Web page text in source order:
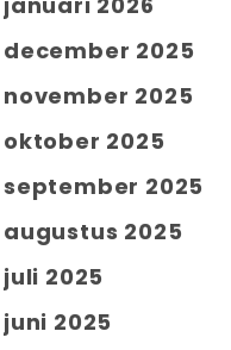
december 2025
november 2025
oktober 2025
september 2025
augustus 2025
juli 2025
juni 2025